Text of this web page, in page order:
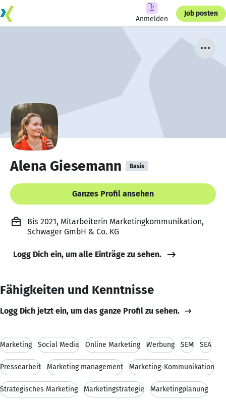
Anmelden
Job posten
Alena Giesemann Basis
Ganzes Profil ansehen
Bis 2021, Mitarbeiterin Marketingkommunikation,
Schwager GmbH & Co. KG
Logg Dich ein, um alle Einträge zu sehen.
Fähigkeiten und Kenntnisse
Logg Dich jetzt ein, um das ganze Profil zu sehen.
Marketing Social Media Online Marketing Werbung SEM SEA
Pressearbeit Marketing management Marketing-Kommunikation
Strategisches Marketing Marketingstrategie Marketingplanung